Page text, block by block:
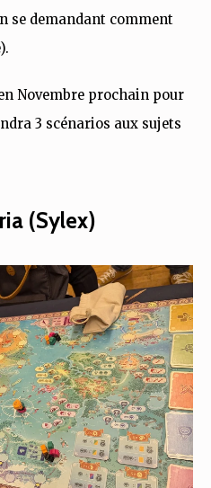
se demandant comment
Novembre prochain pour
3 scénarios aux sujets
(Sylex)